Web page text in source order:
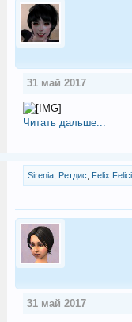
31 май 2017
Читать дальше...
Sirenia, Ретдис Felix
31 май 2017